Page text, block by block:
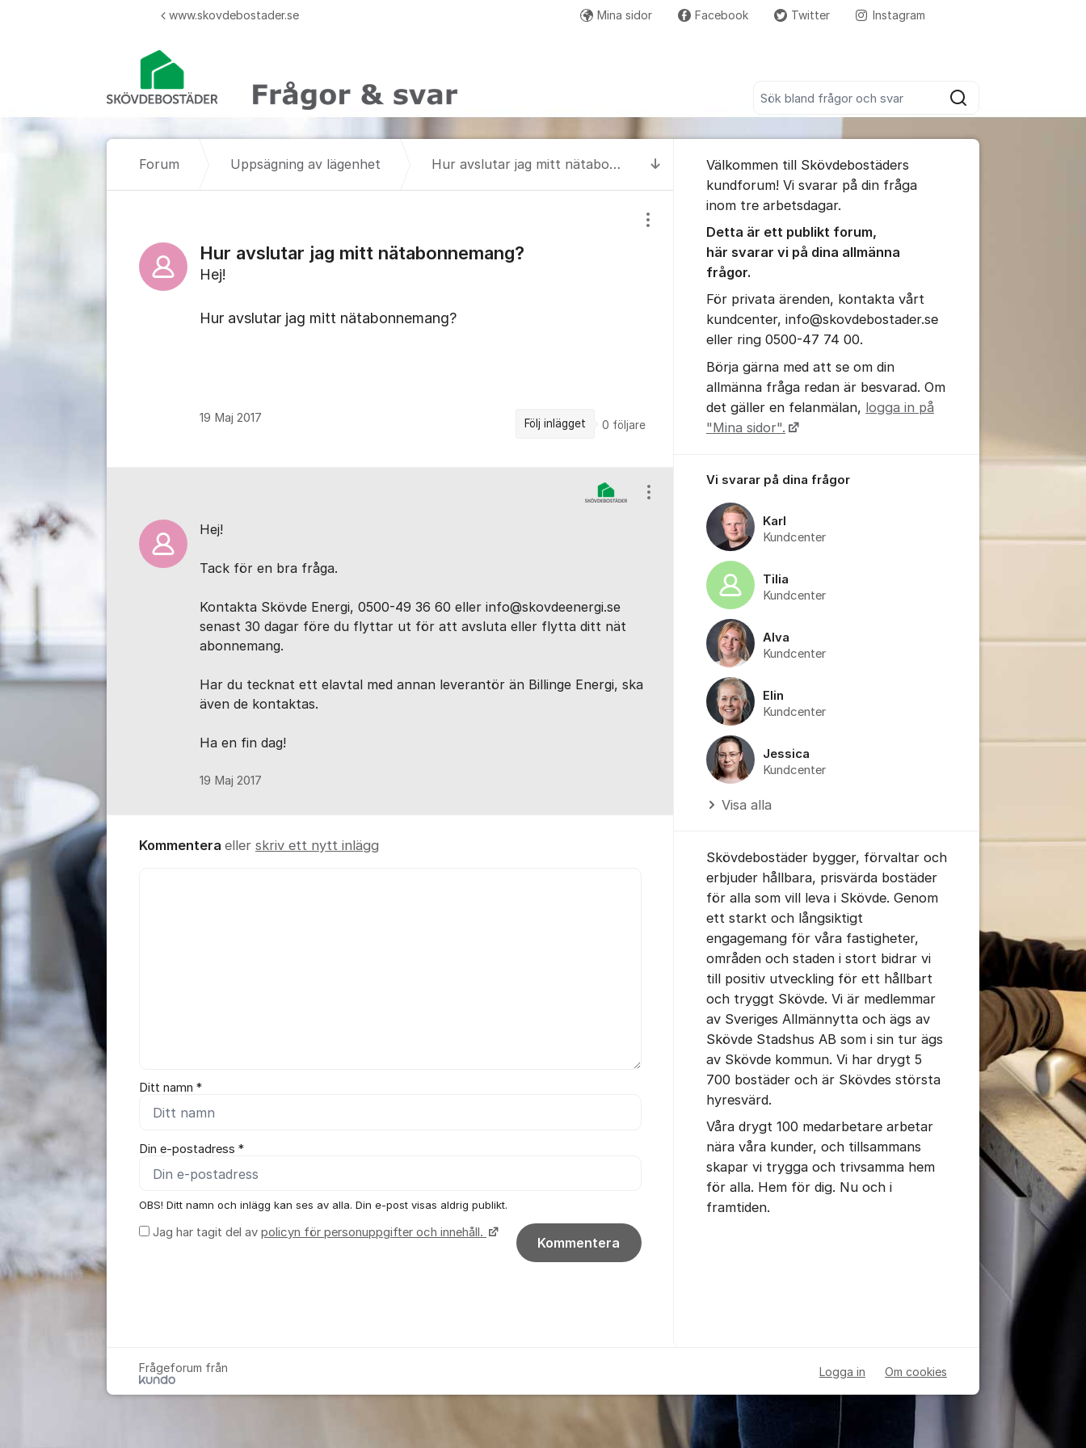
Sök
www.skovdebostader.se Mina sidor Facebook Twitter InstagramFler supportlänkar
Till senaste kommentaren
Forum Uppsägning av lägenhet Hur avslutar jag mitt nätabonnemang?
Hur avslutar jag mitt nätabonnemang?
Visa/dölj inställningar för inlägg/kommentar
Hej!
Hur avslutar jag mitt nätabonnemang?
19 Maj 2017 Följ inlägget 0 följare
Hej!
Tack för en bra fråga.
Kontakta Skövde Energi, 0500-49 36 60 eller info@skovdeenergi.se
senast 30 dagar före du flyttar ut för att avsluta eller flytta ditt nät
abonnemang.
Har du tecknat ett elavtal med annan leverantör än Billinge Energi, ska
även de kontaktas.
Ha en fin dag!
19 Maj 2017
Visa/dölj inställningar för inlägg/kommentar
Kommentera eller skriv ett nytt inlägg
Ditt namn *
Din e-postadress *
OBS! Ditt namn och inlägg kan ses av alla. Din e-post visas aldrig publikt.
Jag har tagit del av policyn för personuppgifter och innehåll.
Kommentera
Välkommen till Skövdebostäders
kundforum! Vi svarar på din fråga
inom tre arbetsdagar.
Detta är ett publikt forum,
här svarar vi på dina allmänna
frågor.
För privata ärenden, kontakta vårt
kundcenter, info@skovdebostader.se
eller ring 0500-47 74 00.
Börja gärna med att se om din
allmänna fråga redan är besvarad. Om
det gäller en felanmälan, logga in på
"Mina sidor".
Vi svarar på dina frågor
Karl
Kundcenter
Tilia
Kundcenter
Alva
Kundcenter
Elin
Kundcenter
Jessica
Kundcenter
Visa alla
Skövdebostäder bygger, förvaltar och
erbjuder hållbara, prisvärda bostäder
för alla som vill leva i Skövde. Genom
ett starkt och långsiktigt
engagemang för våra fastigheter,
områden och staden i stort bidrar vi
till positiv utveckling för ett hållbart
och tryggt Skövde. Vi är medlemmar
av Sveriges Allmännytta och ägs av
Skövde Stadshus AB som i sin tur ägs
av Skövde kommun. Vi har drygt 5
700 bostäder och är Skövdes största
hyresvärd.
Våra drygt 100 medarbetare arbetar
nära våra kunder, och tillsammans
skapar vi trygga och trivsamma hem
för alla. Hem för dig. Nu och i
framtiden.
Frågeforum från Logga in Om cookies